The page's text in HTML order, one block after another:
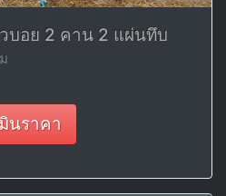
บอย 2 คาน 2 แผ่นทึบ
นราคา